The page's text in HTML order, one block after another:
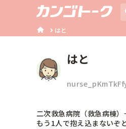
はと
はと
二次救急病院（救急病棟
もう1人で抱え込まないぞ